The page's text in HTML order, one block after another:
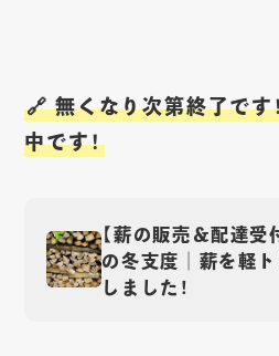
🔗 無くなり次第終了です
中です！
【薪の販売＆配達受
の冬支度｜薪を軽
しました！